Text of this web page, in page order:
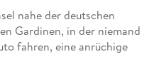
nahe der deutschen
Gardinen, in der niemand
fahren, eine anrüchige